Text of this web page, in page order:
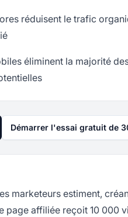
réduisent le trafic
éliminent la majorité
Démarrer l'essai gratuit de
marketeurs estiment,
page affiliée reçoit 10 000